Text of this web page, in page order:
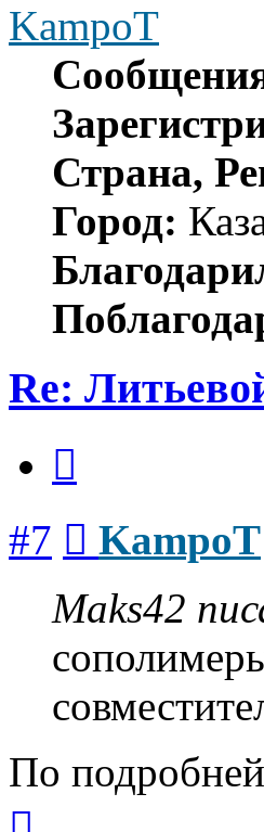
KampoT
Страна,
Город:
Re:
#7 KampoT
Maks42
По